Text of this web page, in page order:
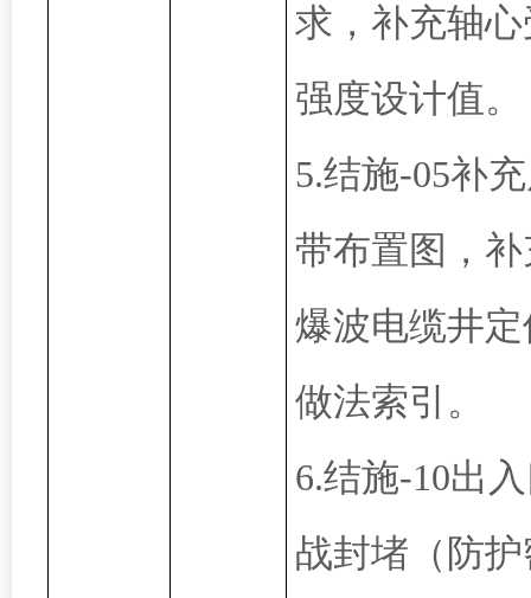
求，补充轴
强度设计值。
5.结施-05补
带布置图，
爆波电缆井
做法索引。
6.结施-10出
战封堵（防